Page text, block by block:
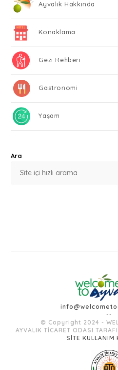
Ayvalık Hakkında
Konaklama
Gezi Rehberi
Gastronomi
Yaşam
Ara
--
© Copyright 2024 -
AYVALIK TİCARET ODASI
SİTE KULLANIM